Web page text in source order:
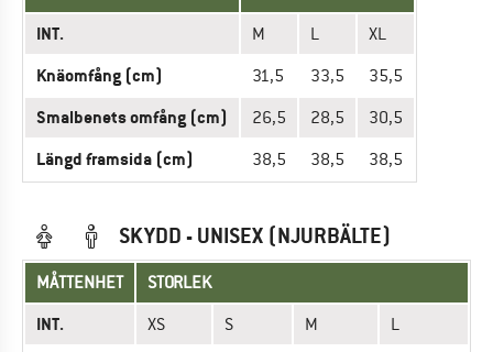
INT. M L XL
Knäomfång (cm) 31,5 33,5 35,5
Smalbenets omfång (cm) 26,5 28,5 30,5
Längd framsida (cm) 38,5 38,5 38,5
SKYDD - UNISEX (NJURBÄLTE)
MÅTTENHET STORLEK
INT. XS S M L